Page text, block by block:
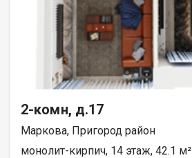
2-комн, д.17
Маркова, Пригород район
монолит-кирпич, 14 этаж, 42.1 м²